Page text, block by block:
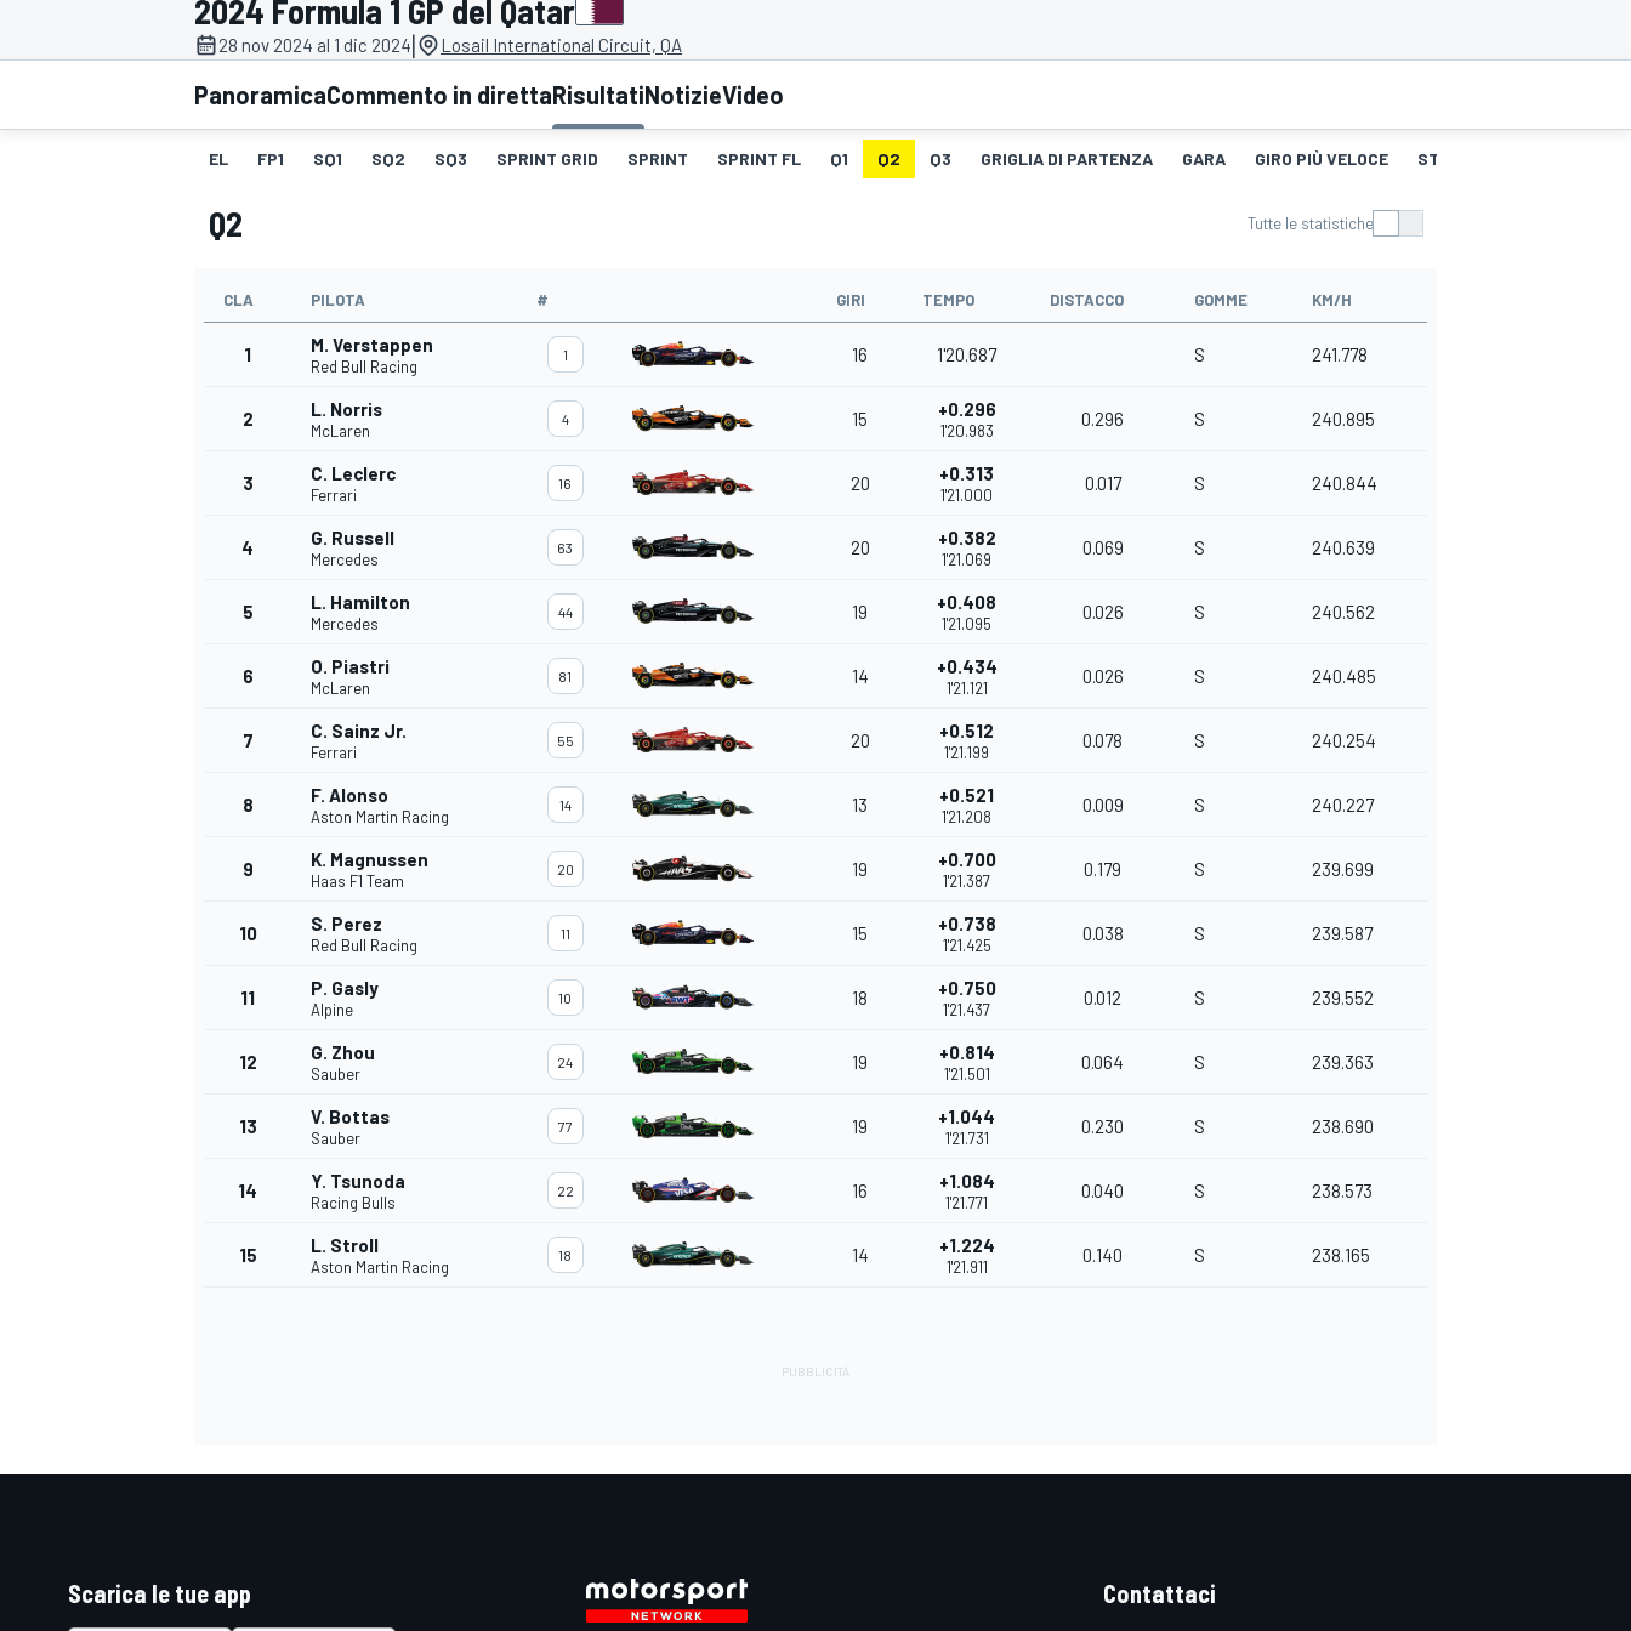
MOTOGP WEC
WRC
MONOPOSTO
2024 Formula 1 GP del Qatar
28 nov 2024 al 1 dic 2024| Losail International Circuit, QA
PanoramicaCommento in direttaRisultatiNotizieVideo
EL FP1 SQ1 SQ2 SQ3 SPRINT GRID SPRINT SPRINT FL Q1 Q2 Q3 GRIGLIA DI PARTENZA GARA GIRO PIÙ VELOCE STORIA DEGLI PNEUMATICI
Q2 Tutte le statistiche
CLA PILOTA # GIRI TEMPO DISTACCO GOMME KM/H
1 M. Verstappen
Red Bull Racing
1 16 1'20.687 S 241.778
2 L. Norris
McLaren
4 15 +0.296
1'20.983
0.296 S 240.895
3 C. Leclerc
Ferrari
16 20 +0.313
1'21.000
0.017 S 240.844
4 G. Russell
Mercedes
63 20 +0.382
1'21.069
0.069 S 240.639
5 L. Hamilton
Mercedes
44 19 +0.408
1'21.095
0.026 S 240.562
6 O. Piastri
McLaren
81 14 +0.434
1'21.121
0.026 S 240.485
7 C. Sainz Jr.
Ferrari
55 20 +0.512
1'21.199
0.078 S 240.254
8 F. Alonso
Aston Martin Racing
14 13 +0.521
1'21.208
0.009 S 240.227
9 K. Magnussen
Haas F1 Team
20 19 +0.700
1'21.387
0.179 S 239.699
10 S. Perez
Red Bull Racing
11 15 +0.738
1'21.425
0.038 S 239.587
11 P. Gasly
Alpine
10 18 +0.750
1'21.437
0.012 S 239.552
12 G. Zhou
Sauber
24 19 +0.814
1'21.501
0.064 S 239.363
13 V. Bottas
Sauber
77 19 +1.044
1'21.731
0.230 S 238.690
14 Y. Tsunoda
Racing Bulls
22 16 +1.084
1'21.771
0.040 S 238.573
15 L. Stroll
Aston Martin Racing
18 14 +1.224
1'21.911
0.140 S 238.165
Scarica le tue app Contattaci